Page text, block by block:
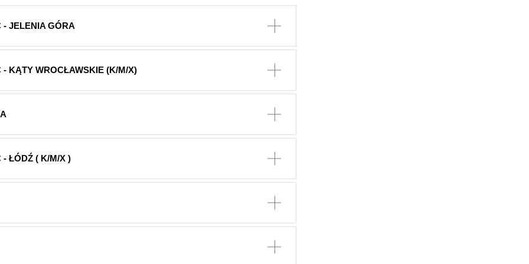
- JELENIA GÓRA
KĄTY WROCŁAWSKIE (K/M/X)
- ŁÓDŹ ( K/M/X )